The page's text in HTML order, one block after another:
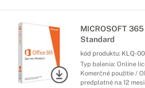
MICROSOFT
Standard
kód produktu: KLQ-
Typ balenia: Online
Komerčné použitie /
predplatné na 12